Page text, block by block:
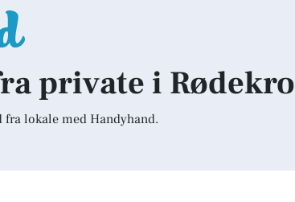
private i Rødekro
lokale med Handyhand.